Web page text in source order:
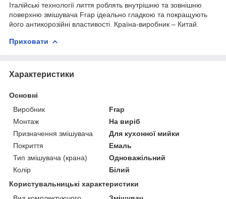
Італійські технології лиття роблять внутрішню та зовнішню
поверхню змішувача Frap ідеально гладкою та покращують
його антикорозійні властивості. Країна-виробник – Китай.
Приховати
Характеристики
Основні
Виробник
Frap
Монтаж
На виріб
Призначення змішувача
Для кухонної мийки
Покриття
Емаль
Тип змішувача (крана)
Одноважільний
Колір
Білий
Користувальницькі характеристики